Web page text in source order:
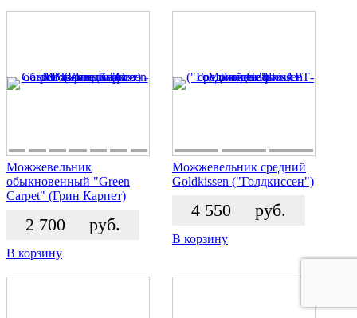
Можжевельник
обыкновенный "Green
Carpet" (Грин Карпет)
2 700 руб.
В корзину
Можжевельник средний
Goldkissen ("Голдкиссен")
4 550 руб.
В корзину